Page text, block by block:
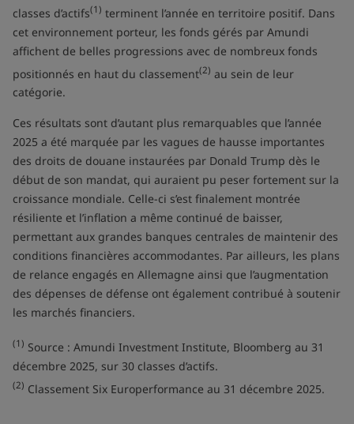
classes d’actifs(1) terminent l’année en territoire positif. Dans
cet environnement porteur, les fonds gérés par Amundi
affichent de belles progressions avec de nombreux fonds
positionnés en haut du classement(2) au sein de leur
catégorie.
Ces résultats sont d’autant plus remarquables que l’année
2025 a été marquée par les vagues de hausse importantes
des droits de douane instaurées par Donald Trump dès le
début de son mandat, qui auraient pu peser fortement sur la
croissance mondiale. Celle-ci s’est finalement montrée
résiliente et l’inflation a même continué de baisser,
permettant aux grandes banques centrales de maintenir des
conditions financières accommodantes. Par ailleurs, les plans
de relance engagés en Allemagne ainsi que l’augmentation
des dépenses de défense ont également contribué à soutenir
les marchés financiers.
(1) Source : Amundi Investment Institute, Bloomberg au 31
décembre 2025, sur 30 classes d’actifs.
(2) Classement Six Europerformance au 31 décembre 2025.